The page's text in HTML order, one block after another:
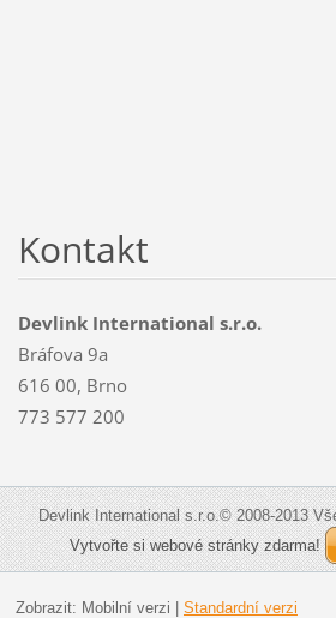
Kontakt
Devlink International s.r.o.
Bráfova 9a
616 00, Brno
773 577 200
Devlink International s.r.o.© 2008-2013
Vytvořte si webové stránky zdarma!
Zobrazit: Mobilní verzi Standardní verzi